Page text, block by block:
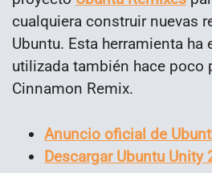
cualquiera construir nuevas
Ubuntu. Esta herramienta ha
utilizada también hace poco
Cinnamon Remix.
Anuncio oficial de
Descargar Ubuntu Unity